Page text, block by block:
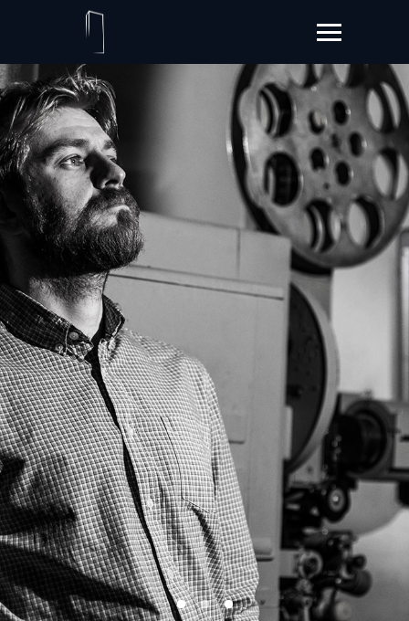
’’Alwaysexplore the
newpo o f
innovative
technology.’’
MICHAEL TRAINOR